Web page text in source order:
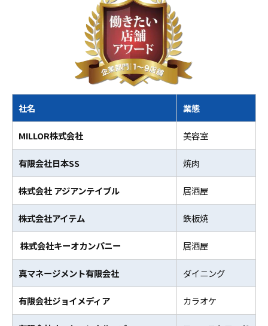
社名 業態
MILLOR株式会社 美容室
有限会社日本SS 焼肉
株式会社 アジアンテイブル 居酒屋
株式会社アイテム 鉄板焼
株式会社キーオカンパニー 居酒屋
真マネージメント有限会社 ダイニング
有限会社ジョイメディア カラオケ